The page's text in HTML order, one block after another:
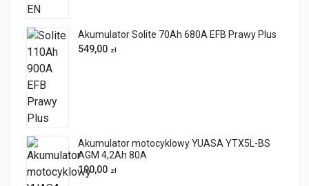
Akumulator Solite 70Ah 680A EFB Prawy Plus
549,00 zł
Akumulator motocyklowy YUASA YTX5L-BS
AGM 4,2Ah 80A
190,00 zł